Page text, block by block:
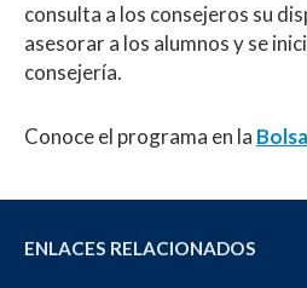
consulta a los consejeros su
asesorar a los alumnos y se
consejería.
Conoce el programa en la
ENLACES RELACIONADOS